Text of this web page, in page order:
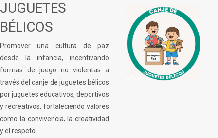
JUGUETES
BÉLICOS
Promover una cultura de paz
desde la infancia, incentivando
formas de juego no violentas a
través del canje de juguetes bélicos
por juguetes educativos, deportivos
y recreativos, fortaleciendo valores
como la convivencia, la creatividad
y el respeto.